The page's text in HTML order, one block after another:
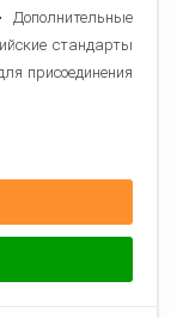
Дополнительные
стандарты
присоединения